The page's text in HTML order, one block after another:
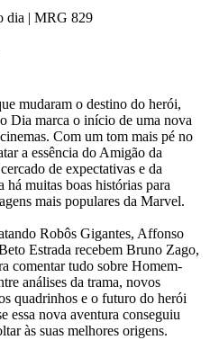
dia | MRG 829
mudaram o destino do herói,
Dia marca o início de uma nova
Com um tom mais pé no
a essência do Amigão da
de expectativas e da
há muitas boas histórias para
mais populares da Marvel.
Robôs Gigantes, Affonso
Estrada recebem Bruno Zago,
comentar tudo sobre Homem-
análises da trama, novos
quadrinhos e o futuro do herói
essa nova aventura conseguiu
às suas melhores origens.